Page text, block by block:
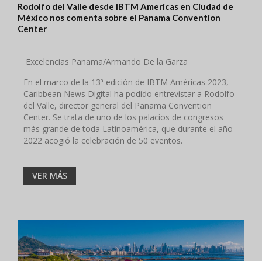
Rodolfo del Valle desde IBTM Americas en Ciudad de
México nos comenta sobre el Panama Convention
Center
Excelencias Panama/Armando De la Garza
En el marco de la 13ª edición de IBTM Américas 2023,
Caribbean News Digital ha podido entrevistar a Rodolfo
del Valle, director general del Panama Convention
Center. Se trata de uno de los palacios de congresos
más grande de toda Latinoamérica, que durante el año
2022 acogió la celebración de 50 eventos.
VER MÁS